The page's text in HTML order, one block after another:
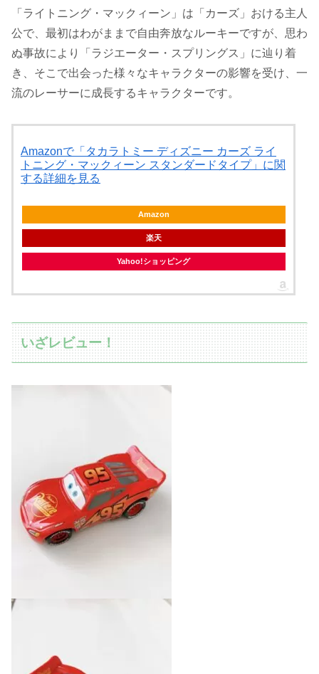
「ライトニング・マックィーン」は「カーズ」おける主人
公で、最初はわがままで自由奔放なルーキーですが、思わ
ぬ事故により「ラジエーター・スプリングス」に辿り着
き、そこで出会った様々なキャラクターの影響を受け、一
流のレーサーに成長するキャラクターです。
Amazonで「タカラトミー ディズニー カーズ ライ
トニング・マックィーン スタンダードタイプ」に関
する詳細を見る
Amazon
楽天
Yahoo!ショッピング
いざレビュー！